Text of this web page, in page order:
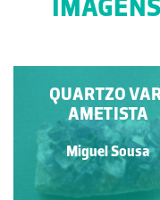
ITABIRITO
Paulo Emanuel
Ferreira da Fonseca
QUARTZO
AMETISTA
Miguel Sousa